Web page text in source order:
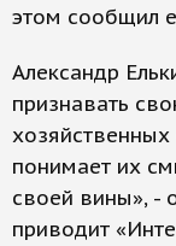
этом сообщил
Александр
признавать
хозяйственных
понимает их
своей вины», -
приводит